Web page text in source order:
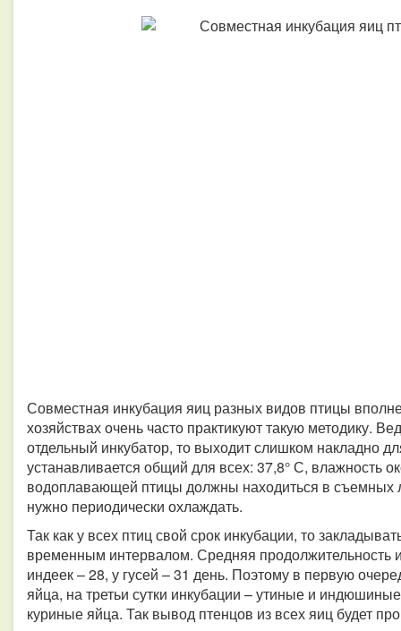
Совместная инкубация яиц разных видов птицы
хозяйствах очень часто практикуют такую методику.
отдельный инкубатор, то выходит слишком накладно
устанавливается общий для всех: 37,8° С, влажность
водоплавающей птицы должны находиться в съемных
нужно периодически охлаждать.
Так как у всех птиц свой срок инкубации, то
временным интервалом. Средняя продолжительность
индеек – 28, у гусей – 31 день. Поэтому в первую
яйца, на третьи сутки инкубации – утиные и
куриные яйца. Так вывод птенцов из всех яиц будет